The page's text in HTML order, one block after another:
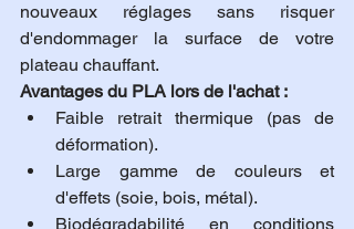
nouveaux réglages sans risquer
d'endommager la surface de votre
plateau chauffant.
Avantages du PLA lors de l'achat :
Faible retrait thermique (pas de
déformation).
Large gamme de couleurs et
d'effets (soie, bois, métal).
Biodégradabilité en conditions